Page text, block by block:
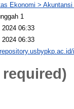
Ekonomi > Akuntansi
1
2024 06:33
2024 06:33